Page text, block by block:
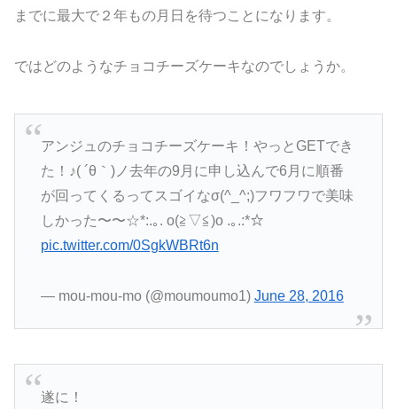
までに最大で２年もの月日を待つことになります。
ではどのようなチョコチーズケーキなのでしょうか。
アンジュのチョコチーズケーキ！やっとGETでき
た！♪( ´θ｀)ノ去年の9月に申し込んで6月に順番
が回ってくるってスゴイなσ(^_^;)フワフワで美味
しかった〜〜☆*:.｡. o(≧▽≦)o .｡.:*☆
pic.twitter.com/0SgkWBRt6n
— mou-mou-mo (@moumoumo1) June 28, 2016
遂に！